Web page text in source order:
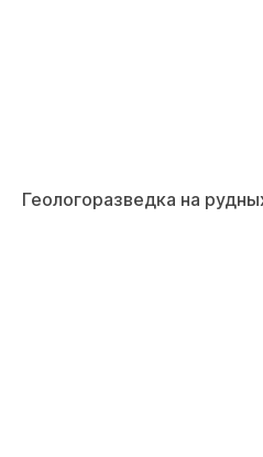
Геологоразведка на